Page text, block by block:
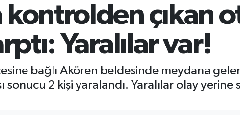
kontrolden çıkan
Yaralılar var!
bağlı Akören beldesinde meydana
2 kişi yaralandı. Yaralılar olay